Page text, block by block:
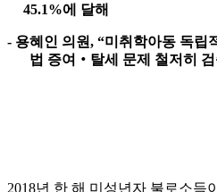
45.1%에 달해
- 용혜인 의원, “미취학아동 독립
법 증여 ‧ 탈세 문제 철저히
2018년 한 해 미성년자 불로소득이